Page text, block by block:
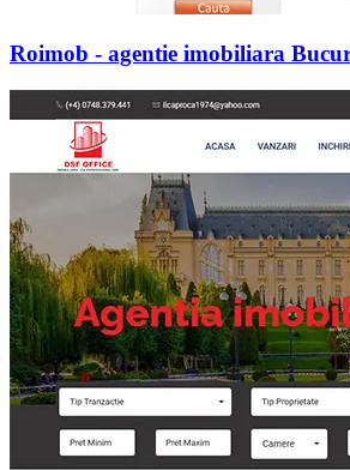
Roimob - agentie imobiliara